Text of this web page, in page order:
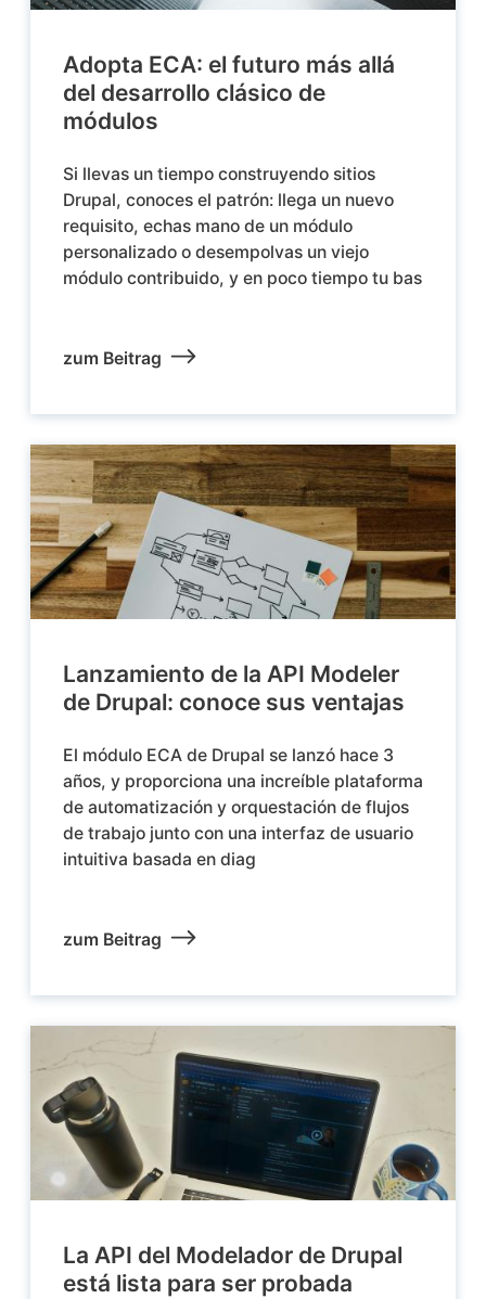
Adopta ECA: el futuro más allá
del desarrollo clásico de
módulos
Si llevas un tiempo construyendo sitios
Drupal, conoces el patrón: llega un nuevo
requisito, echas mano de un módulo
personalizado o desempolvas un viejo
módulo contribuido, y en poco tiempo tu bas
zum Beitrag
Lanzamiento de la API Modeler
de Drupal: conoce sus ventajas
El módulo ECA de Drupal se lanzó hace 3
años, y proporciona una increíble plataforma
de automatización y orquestación de flujos
de trabajo junto con una interfaz de usuario
intuitiva basada en diag
zum Beitrag
La API del Modelador de Drupal
está lista para ser probada